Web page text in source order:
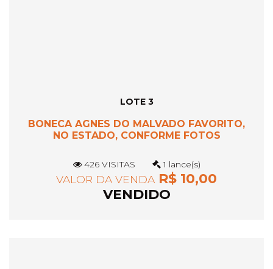
LOTE 3
BONECA AGNES DO MALVADO FAVORITO,
NO ESTADO, CONFORME FOTOS
426 VISITAS 1 lance(s)
VALOR DA VENDA R$ 10,00
VENDIDO